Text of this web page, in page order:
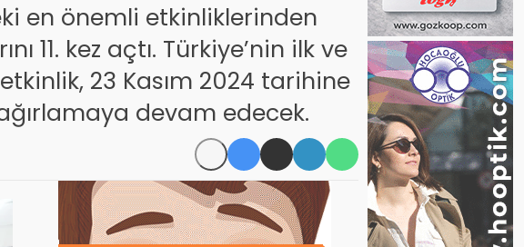
en önemli etkinliklerinden
11. kez açtı. Türkiye’nin ilk ve
23 Kasım 2024 tarihine
devam edecek.